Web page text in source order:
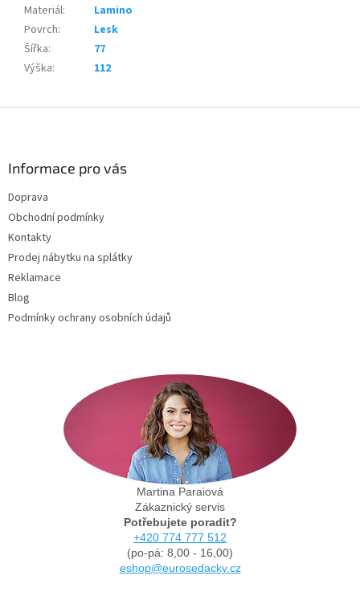
Materiál:
Lamino
Povrch:
Lesk
Šířka:
77
Výška: 112
Informace pro vás
Doprava
Obchodní podmínky
Kontakty
Prodej nábytku na splátky
Reklamace
Blog
Podmínky ochrany osobních údajů
Martina Paraiová
Zákaznický servis
Potřebujete poradit?
+420 774 777 512
(po-pá: 8,00 - 16,00)
eshop@eurosedacky.cz